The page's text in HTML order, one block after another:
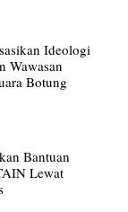
Ideologi
Wawasan
Botung
Bantuan
Lewat